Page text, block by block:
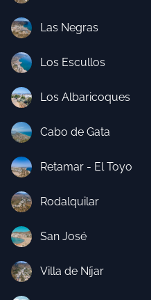
Las Negras
Los Escullos
Los Albaricoques
Cabo de Gata
Retamar - El Toyo
Rodalquilar
San José
Villa de Níjar